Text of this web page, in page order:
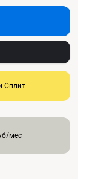
Сплит
мес